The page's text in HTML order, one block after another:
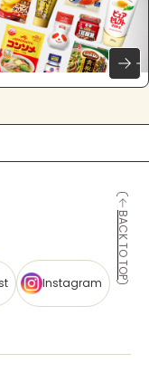
BACK TO TOP
Instagram